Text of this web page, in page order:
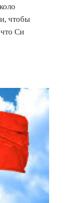
чтобы
Си